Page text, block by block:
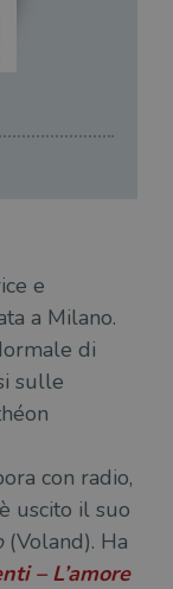
e
a Milano.
di
sulle
con radio,
uscito il suo
(Voland). Ha
– L’amore